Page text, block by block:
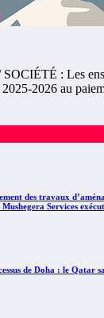
: Les
2026 au
des travaux
Services
de Doha : le Qatar